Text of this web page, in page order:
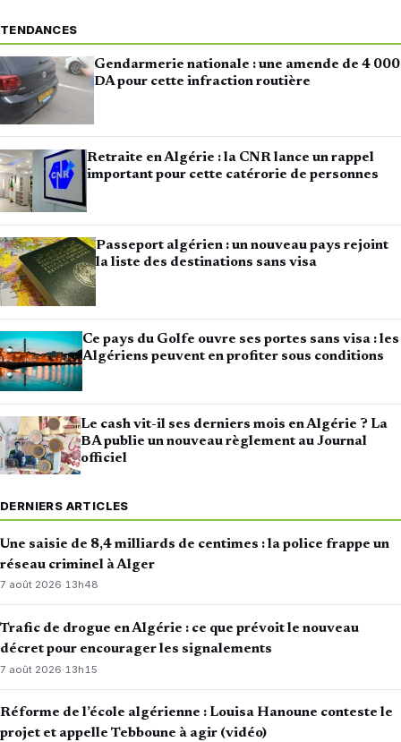
TENDANCES
Gendarmerie nationale : une amende de 4 000
DA pour cette infraction routière
Retraite en Algérie : la CNR lance un rappel
important pour cette catérorie de personnes
Passeport algérien : un nouveau pays rejoint
la liste des destinations sans visa
Ce pays du Golfe ouvre ses portes sans visa : les
Algériens peuvent en profiter sous conditions
Le cash vit-il ses derniers mois en Algérie ? La
BA publie un nouveau règlement au Journal
officiel
DERNIERS ARTICLES
Une saisie de 8,4 milliards de centimes : la police frappe un
réseau criminel à Alger
7 août 2026·13h48
Trafic de drogue en Algérie : ce que prévoit le nouveau
décret pour encourager les signalements
7 août 2026·13h15
Réforme de l’école algérienne : Louisa Hanoune conteste le
projet et appelle Tebboune à agir (vidéo)